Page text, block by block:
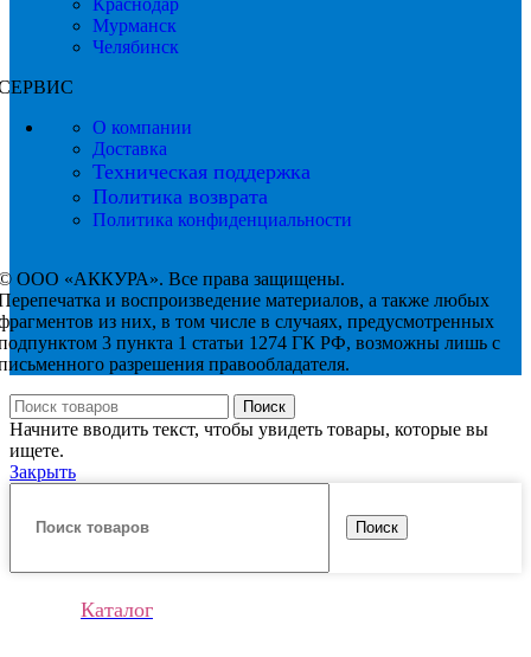
Мурманск
Челябинск
О компании
Доставка
Техническая поддержка
Политика возврата
Политика конфиденциальности
ООО «АККУРА». Все права защищены.
и воспроизведение материалов, а также любых
из них, в том числе в случаях, предусмотренных
3 пункта 1 статьи 1274 ГК РФ, возможны лишь с
разрешения правообладателя.
Поиск
Начните вводить текст, чтобы увидеть товары, которые вы
ищете.
Закрыть
Поиск
Каталог